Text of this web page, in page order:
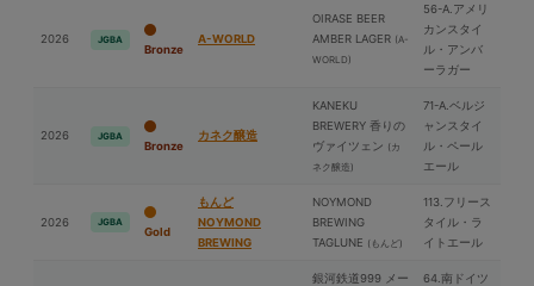
2026 JGBA
Bronze
A-WORLD
OIRASE BEER
AMBER LAGER (A-
WORLD)
56-A.アメリ
カンスタイ
ル・アンバ
ーラガー
2026 JGBA
Bronze
カネク醸造
KANEKU
BREWERY 香りの
ヴァイツェン (カ
ネク醸造)
71-A.ベルジ
ャンスタイ
ル・ペール
エール
2026 JGBA
Gold
もんど
NOYMOND
BREWING
NOYMOND
BREWING
TAGLUNE (もんど)
113.フリース
タイル・ラ
イトエール
銀河鉄道999 メー
64.南ドイツ